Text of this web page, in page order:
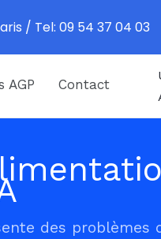
AGP Contact
des problèmes
/ Tel: 09 54 37 04 03